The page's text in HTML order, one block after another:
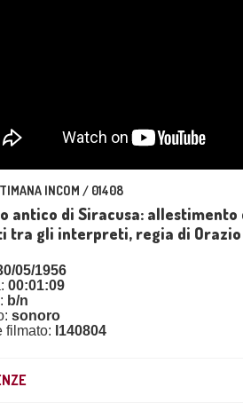
INCOM / 01408
antico di Siracusa:
tra gli interpreti, regia di Orazio
05/1956
00:01:09
b/n
sonoro
filmato: I140804